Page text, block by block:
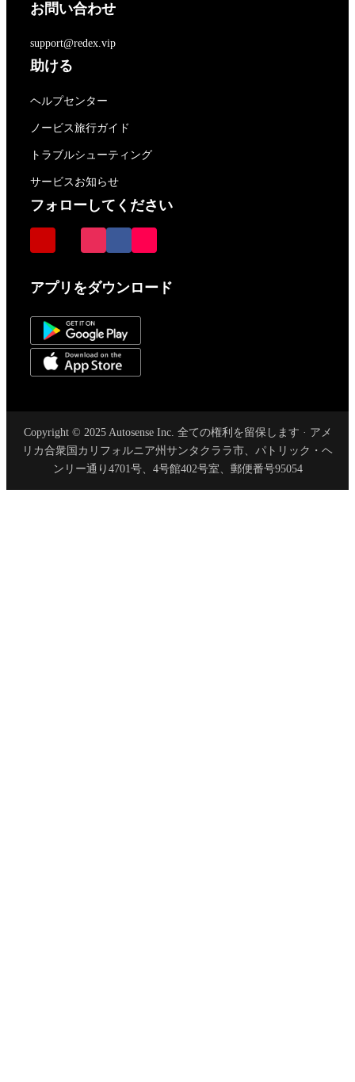
お問い合わせ
support@redex.vip
助ける
ヘルプセンター
ノービス旅行ガイド
トラブルシューティング
サービスお知らせ
フォローしてください
アプリをダウンロード
Copyright © 2025 Autosense Inc. 全ての権利を留保します · アメ
リカ合衆国カリフォルニア州サンタクララ市、パトリック・ヘ
ンリー通り4701号、4号館402号室、郵便番号95054